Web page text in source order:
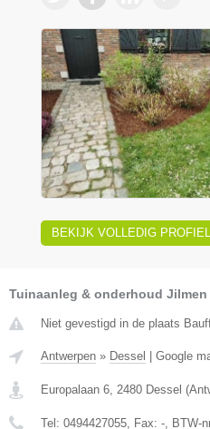
BEKIJK VOLLEDIG PROFIEL
Tuinaanleg & onderhoud Jilmen
Niet gevestigd in de plaats
Antwerpen » Dessel Google
Europalaan 6 2480 Dessel (
Tel: 0494427055 , Fax: - , BTW-